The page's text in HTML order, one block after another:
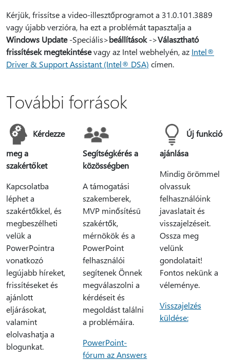
Kérjük, frissítse a video-illesztőprogramot a 31.0.101.3889
vagy újabb verzióra, ha ezt a problémát tapasztalja a
Windows Update-Speciális>beállítások->Választható
frissítések megtekintésevagy az Intel webhelyén, az Intel®
Driver & Support Assistant (Intel® DSA) címen.
További források
Kérdezze
meg a
szakértőket
Kapcsolatba
léphet a
szakértőkkel, és
megbeszélheti
velük a
PowerPointra
vonatkozó
legújabb híreket,
frissítéseket és
ajánlott
eljárásokat,
valamint
elolvashatja a
blogunkat.
Segítségkérés a
közösségben
A támogatási
szakemberek,
MVP minősítésű
szakértők,
mérnökök és a
PowerPoint
felhasználói
segítenek Önnek
megválaszolni a
kérdéseit és
megoldást találni
a problémáira.
PowerPoint-
fórum az Answers
Új funkció
ajánlása
Mindig örömmel
olvassuk
felhasználóink
javaslatait és
visszajelzéseit.
Ossza meg
velünk
gondolatait!
Fontos nekünk a
véleménye.
Visszajelzés
küldése: